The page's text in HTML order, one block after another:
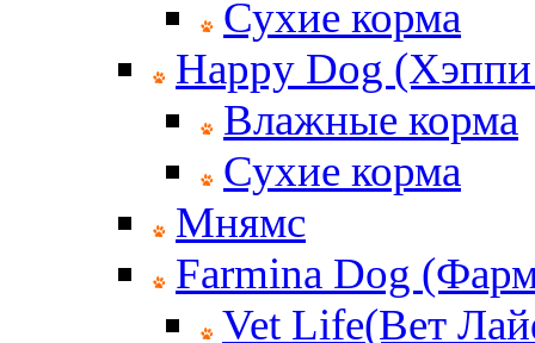
Сухие корма
Happy Dog
Влажные корма
Сухие корма
Мнямс
Farmina Dog
Vet Life(Вет